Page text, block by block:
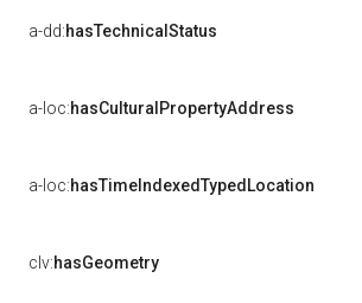
a-dd:hasTechnicalStatus
a-loc:hasCulturalPropertyAddress
a-loc:hasTimeIndexedTypedLocation
clv:hasGeometry